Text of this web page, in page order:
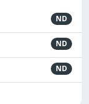
ND
ND
ND